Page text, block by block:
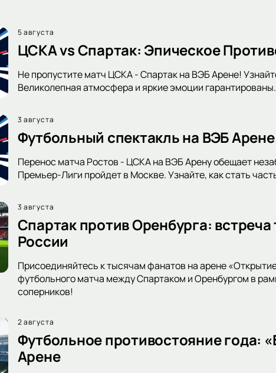
5 августа
ЦСКА vs Спартак: Эпическое
Не пропустите матч ЦСКА - Спартак на ВЭБ Арене!
Великолепная атмосфера и яркие эмоции
3 августа
Футбольный спектакль на ВЭБ
Перенос матча Ростов - ЦСКА на ВЭБ Арену обещает
Премьер-Лиги пройдет в Москве. Узнайте, как стать
3 августа
Спартак против Оренбурга:
России
Присоединяйтесь к тысячам фанатов на арене
футбольного матча между Спартаком и Оренбургом в
соперников!
2 августа
Футбольное противостояние года:
Арене